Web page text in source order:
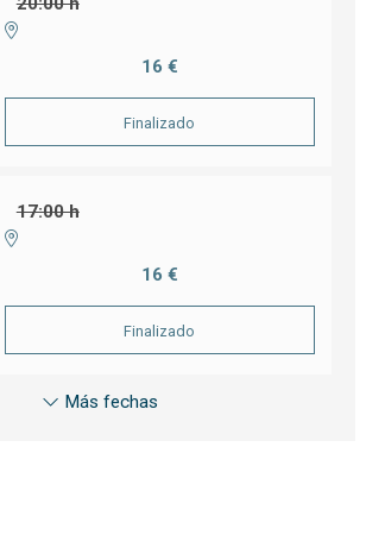
16 €
Finalizado
17:00 h
16 €
Finalizado
Más fechas